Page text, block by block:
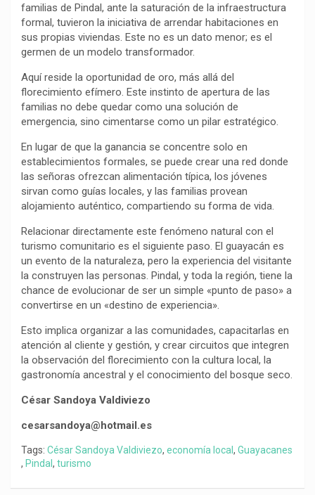
familias de Pindal, ante la saturación de la infraestructura
formal, tuvieron la iniciativa de arrendar habitaciones en
sus propias viviendas. Este no es un dato menor; es el
germen de un modelo transformador.
Aquí reside la oportunidad de oro, más allá del
florecimiento efímero. Este instinto de apertura de las
familias no debe quedar como una solución de
emergencia, sino cimentarse como un pilar estratégico.
En lugar de que la ganancia se concentre solo en
establecimientos formales, se puede crear una red donde
las señoras ofrezcan alimentación típica, los jóvenes
sirvan como guías locales, y las familias provean
alojamiento auténtico, compartiendo su forma de vida.
Relacionar directamente este fenómeno natural con el
turismo comunitario es el siguiente paso. El guayacán es
un evento de la naturaleza, pero la experiencia del visitante
la construyen las personas. Pindal, y toda la región, tiene la
chance de evolucionar de ser un simple «punto de paso» a
convertirse en un «destino de experiencia».
Esto implica organizar a las comunidades, capacitarlas en
atención al cliente y gestión, y crear circuitos que integren
la observación del florecimiento con la cultura local, la
gastronomía ancestral y el conocimiento del bosque seco.
César Sandoya Valdiviezo
cesarsandoya@hotmail.es
Tags: César Sandoya Valdiviezo, economía local , Guayacanes
, Pindal , turismo